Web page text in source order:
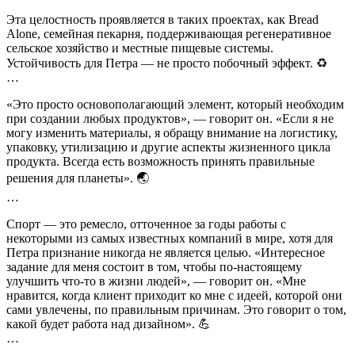
Эта целостность проявляется в таких проектах, как Bread
Alone, семейная пекарня, поддерживающая регенеративное
сельское хозяйство и местные пищевые системы.
Устойчивость для Петра — не просто побочный эффект. ♻️
…
«Это просто основополагающий элемент, который необходим
при создании любых продуктов», — говорит он. «Если я не
могу изменить материалы, я обращу внимание на логистику,
упаковку, утилизацию и другие аспекты жизненного цикла
продукта. Всегда есть возможность принять правильные
решения для планеты». 🌏
…
Спорт — это ремесло, отточенное за годы работы с
некоторыми из самых известных компаний в мире, хотя для
Петра признание никогда не является целью. «Интересное
задание для меня состоит в том, чтобы по-настоящему
улучшить что-то в жизни людей», — говорит он. «Мне
нравится, когда клиент приходит ко мне с идеей, которой они
сами увлечены, по правильным причинам. Это говорит о том,
какой будет работа над дизайном». 💪
…